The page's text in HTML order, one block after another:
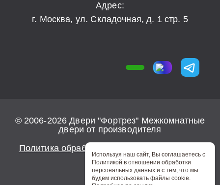
Адрес:
г. Москва, ул. Складочная, д. 1 стр. 5
© 2006-2026 Двери "Фортрез" Межкомнатные
двери от производителя
Политика обработки персональных данных
Используя наш сайт, Вы соглашаетесь с
Политикой в отношении обработки
персональных данных и с тем, что мы
будем использовать файлы cookie.